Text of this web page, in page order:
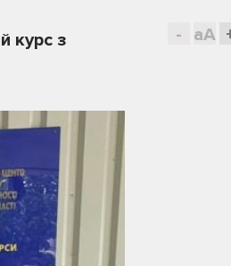
- aA
курс з